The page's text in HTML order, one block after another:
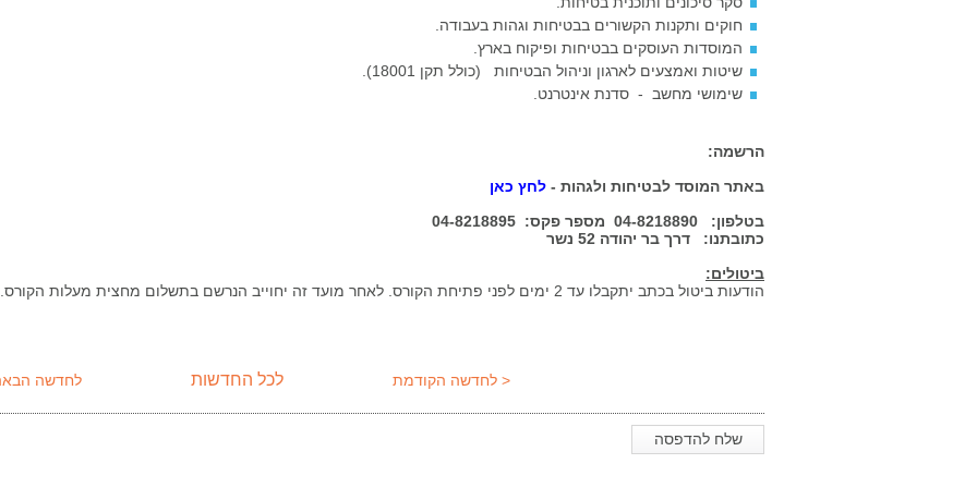
חוקים ותקנות הקשורים בבטיחות וגהות בעבודה.
המוסדות העוסקים בבטיחות ופיקוח בארץ.
שיטות ואמצעים לארגון וניהול הבטיחות (כולל תקן 18001).
שימושי מחשב - סדנת אינטרנט.
הרשמה:
באתר המוסד לבטיחות ולגהות - לחץ כאן
בטלפון: 04-8218890 מספר פקס: 04-8218895
כתובתנו: דרך בר יהודה 52 נשר
ביטולים:
הודעות ביטול בכתב יתקבלו עד 2 ימים לפני פתיחת הקורס. לאחר מועד זה יחוייב הנרשם בתשלום מחצית מעלות הקורס.
< לחדשה הקודמת לכל החדשות לחדשה
שלח להדפסה